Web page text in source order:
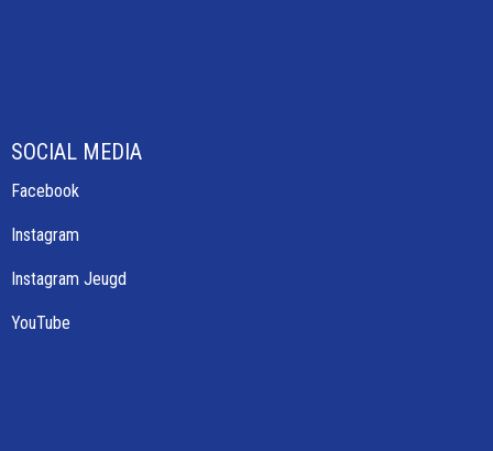
SOCIAL MEDIA
Facebook
Instagram
Instagram Jeugd
YouTube